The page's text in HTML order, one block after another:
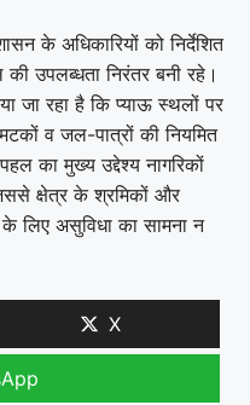
के अधिकारियों को निर्देशित
उपलब्धता निरंतर बनी रहे।
जा रहा है कि प्याऊ स्थलों पर
व जल-पात्रों की नियमित
का मुख्य उद्देश्य नागरिकों
क्षेत्र के श्रमिकों और
लिए असुविधा का सामना न
X